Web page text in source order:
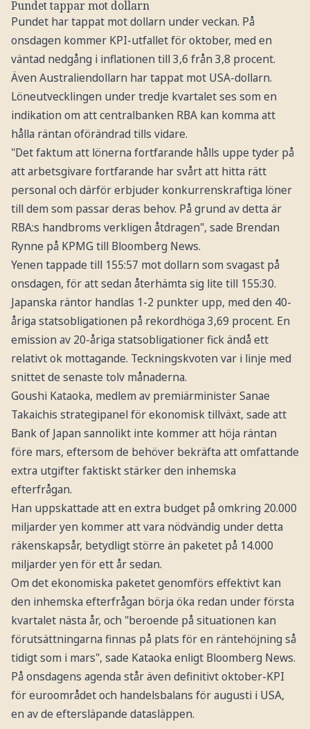
Pundet tappar mot dollarn
Pundet har tappat mot dollarn under veckan. På
onsdagen kommer KPI-utfallet för oktober, med en
väntad nedgång i inflationen till 3,6 från 3,8 procent.
Även Australiendollarn har tappat mot USA-dollarn.
Löneutvecklingen under tredje kvartalet ses som en
indikation om att centralbanken RBA kan komma att
hålla räntan oförändrad tills vidare.
"Det faktum att lönerna fortfarande hålls uppe tyder på
att arbetsgivare fortfarande har svårt att hitta rätt
personal och därför erbjuder konkurrenskraftiga löner
till dem som passar deras behov. På grund av detta är
RBA:s handbroms verkligen åtdragen", sade Brendan
Rynne på KPMG till Bloomberg News.
Yenen tappade till 155:57 mot dollarn som svagast på
onsdagen, för att sedan återhämta sig lite till 155:30.
Japanska räntor handlas 1-2 punkter upp, med den 40-
åriga statsobligationen på rekordhöga 3,69 procent. En
emission av 20-åriga statsobligationer fick ändå ett
relativt ok mottagande. Teckningskvoten var i linje med
snittet de senaste tolv månaderna.
Goushi Kataoka, medlem av premiärminister Sanae
Takaichis strategipanel för ekonomisk tillväxt, sade att
Bank of Japan sannolikt inte kommer att höja räntan
före mars, eftersom de behöver bekräfta att omfattande
extra utgifter faktiskt stärker den inhemska
efterfrågan.
Han uppskattade att en extra budget på omkring 20.000
miljarder yen kommer att vara nödvändig under detta
räkenskapsår, betydligt större än paketet på 14.000
miljarder yen för ett år sedan.
Om det ekonomiska paketet genomförs effektivt kan
den inhemska efterfrågan börja öka redan under första
kvartalet nästa år, och "beroende på situationen kan
förutsättningarna finnas på plats för en räntehöjning så
tidigt som i mars", sade Kataoka enligt Bloomberg News.
På onsdagens agenda står även definitivt oktober-KPI
för euroområdet och handelsbalans för augusti i USA,
en av de eftersläpande datasläppen.